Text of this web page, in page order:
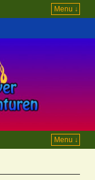
Menu ↓
Menu ↓